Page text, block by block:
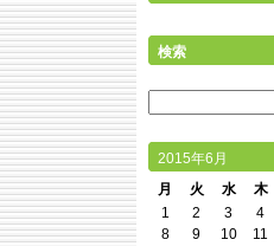
検索
2015年6月
月
火 水 木
1
2 3 4
8
9 10 11